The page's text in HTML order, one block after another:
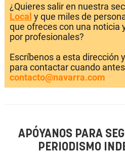
¿Quieres salir en nuestra
Local y que miles de
que ofreces con una noticia
por profesionales?
Escríbenos a esta dirección
para contactar cuando
contacto@navarra.com
APÓYANOS PARA
PERIODISMO